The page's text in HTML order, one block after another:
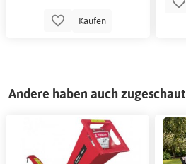
Kaufen
Andere haben auch zugeschaut